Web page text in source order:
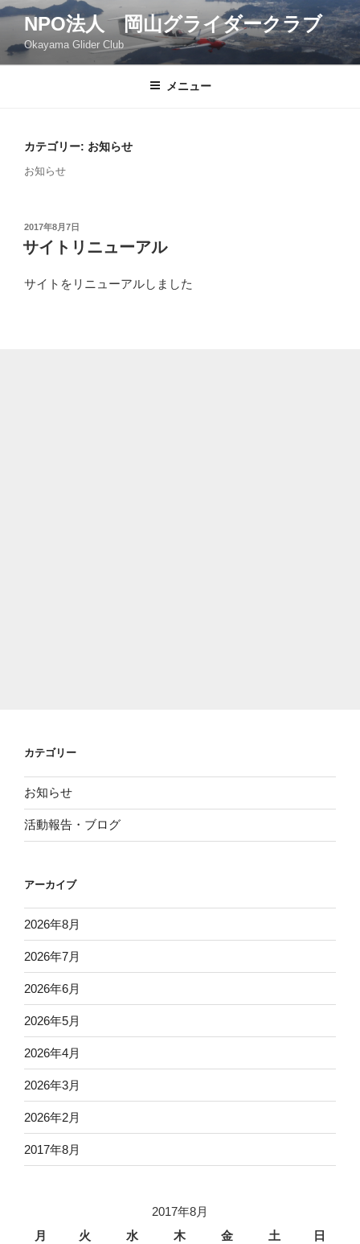
コ
テ
ン
NPO法人 岡山グライダークラブ
Okayama Glider Club
メニュー
カテゴリー: お知らせ
お知らせ
投
稿
日:
2017年8月7日
サイトリニューアル
サイトをリニューアルしました
カテゴリー
お知らせ
活動報告・ブログ
アーカイブ
2026年8月
2026年7月
2026年6月
2026年5月
2026年4月
2026年3月
2026年2月
2017年8月
2017年8月
月
火 水 木 金 土 日